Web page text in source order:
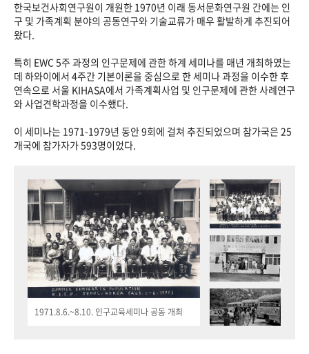
한국보건사회연구원이 개원한 1970년 이래 동서문화연구원 간에는 인
구 및 가족계획 분야의 공동연구와 기술교류가 매우 활발하게 추진되어
왔다.
특히 EWC 5주 과정의 인구문제에 관한 하계 세미나를 매년 개최하였는
데 하와이에서 4주간 기본이론을 중심으로 한 세미나 과정을 이수한 후
연속으로 서울 KIHASA에서 가족계획사업 및 인구문제에 관한 사례연구
와 사업견학과정을 이수했다.
이 세미나는 1971-1979년 동안 9회에 걸쳐 추진되었으며 참가국은 25
개국에 참가자가 593명이었다.
1971.8.6.~8.10. 인구교육세미나 공동 개최